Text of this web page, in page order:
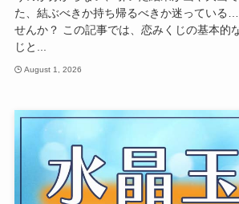
た、結ぶべきか持ち帰るべきか迷っている
せんか？ この記事では、恋みくじの基本的
じと...
August 1, 2026